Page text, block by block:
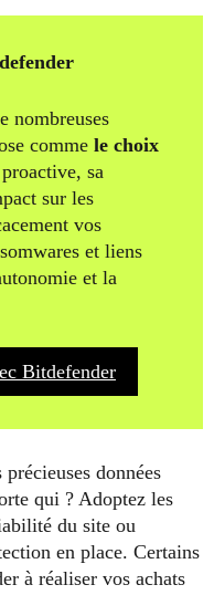
nombreuses
comme le choix
sa
sur les
vos
et liens
et la
Bitdefender
données
qui ? Adoptez les
du site ou
en place. Certains
à réaliser vos achats